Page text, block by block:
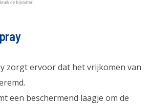
zorgt ervoor dat het vrijkomen van
een beschermend laagje om de